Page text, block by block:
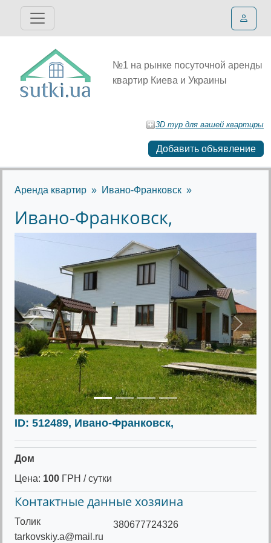
№1 на рынке посуточной аренды
квартир Киева и Украины
3D тур для вашей квартиры
Добавить объявление
Аренда квартир Ивано-Франковск
Ивано-Франковск,
Предыдущее
ID: 512489, Ивано-Франковск,
Дом
Цена: 100 ГРН / сутки
Контактные данные хозяина
Толик
tarkovskiy.a@mail.ru
380677724326